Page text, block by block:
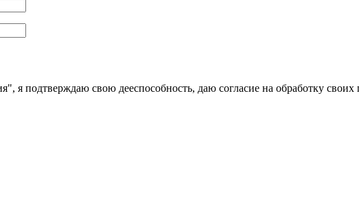
я подтверждаю свою дееспособность, даю согласие на обработку